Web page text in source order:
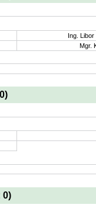
Ing. Libor
Mgr.
0)